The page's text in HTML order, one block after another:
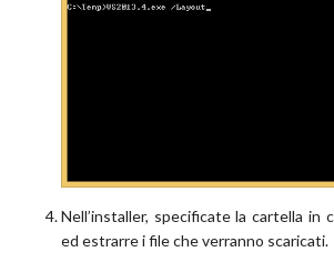
Nell’installer, specificate la cartella in
ed estrarre i file che verranno scaricati.